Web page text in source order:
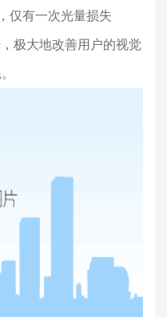
仅有一次光量损失
极大地改善用户的视觉